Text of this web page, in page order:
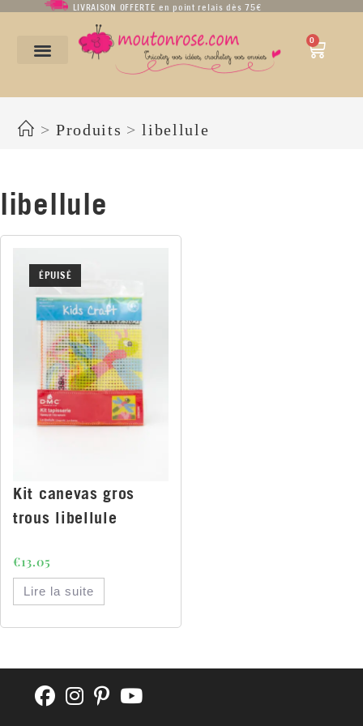
LIVRAISON OFFERTE en point relais dès 75€
0
> Produits > libellule
libellule
ÉPUISÉ
Kit canevas gros
trous libellule
€13.05
Lire la suite